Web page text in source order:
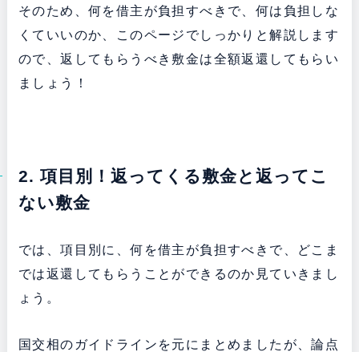
そのため、何を借主が負担すべきで、何は負担しな
くていいのか、このページでしっかりと解説します
ので、返してもらうべき敷金は全額返還してもらい
ましょう！
2. 項目別！返ってくる敷金と返ってこ
ない敷金
では、項目別に、何を借主が負担すべきで、どこま
では返還してもらうことができるのか見ていきまし
ょう。
国交相のガイドラインを元にまとめましたが、論点